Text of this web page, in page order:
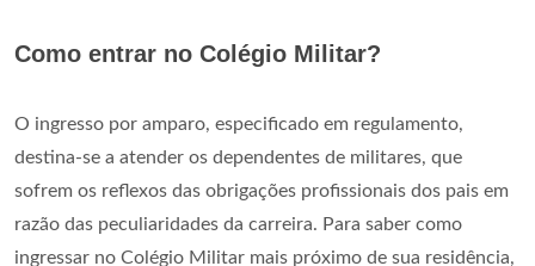
Como entrar no Colégio Militar?
O ingresso por amparo, especificado em regulamento,
destina-se a atender os dependentes de militares, que
sofrem os reflexos das obrigações profissionais dos pais em
razão das peculiaridades da carreira. Para saber como
ingressar no Colégio Militar mais próximo de sua residência,